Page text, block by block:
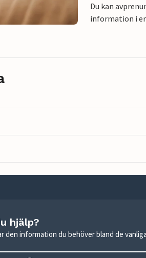
Du kan
information i
hjälp?
den information du behöver bland de